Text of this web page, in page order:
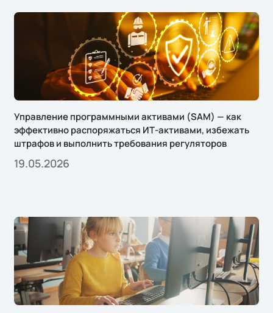
Управление программными активами (SAM) — как
эффективно распоряжаться ИТ-активами, избежать
штрафов и выполнить требования регуляторов
19.05.2026